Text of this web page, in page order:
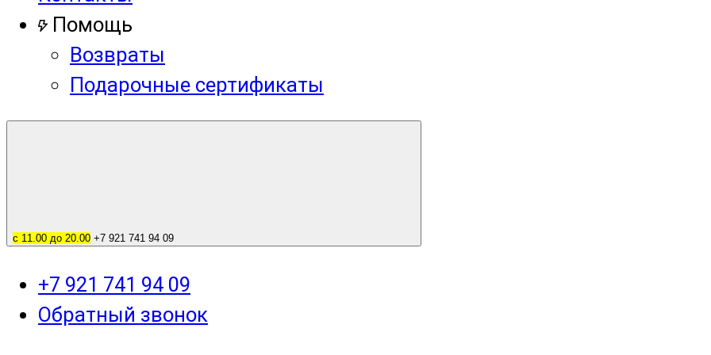
Помощь
Возвраты
Подарочные сертификаты
с 11.00 до 20.00 +7 921 741 94 09
+7 921 741 94 09
Обратный звонок